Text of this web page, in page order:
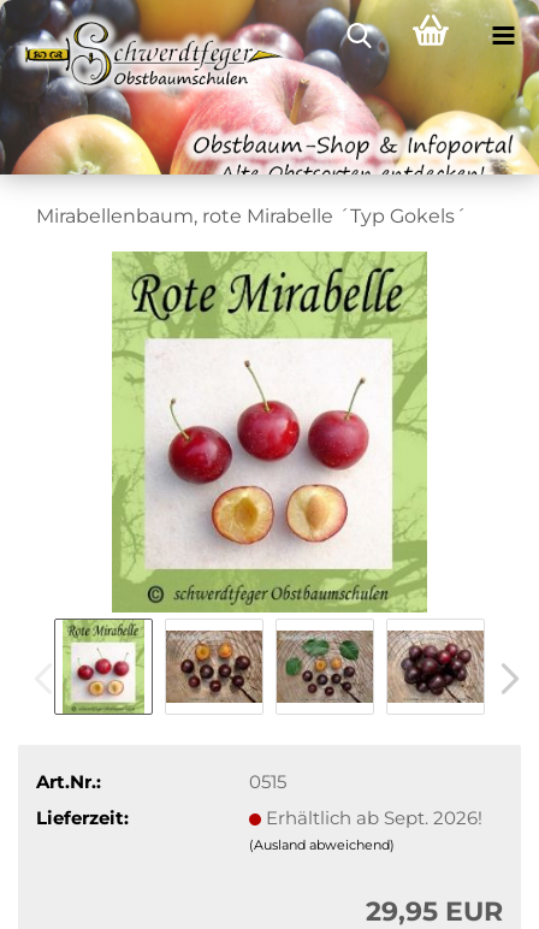
Mirabellenbaum, rote Mirabelle ´Typ Gokels´
Art.Nr.:
0515
Lieferzeit:
Erhältlich ab Sept. 2026!
(Ausland abweichend)
29,95 EUR